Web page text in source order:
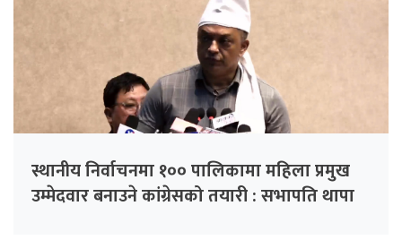
स्थानीय निर्वाचनमा १०० पालिकामा महिला प्रमुख
उम्मेदवार बनाउने कांग्रेसको तयारी : सभापति थापा